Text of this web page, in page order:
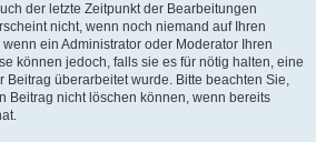
der letzte Zeitpunkt der Bearbeitungen
nicht, wenn noch niemand auf Ihren
ein Administrator oder Moderator Ihren
können jedoch, falls sie es für nötig halten, eine
Beitrag überarbeitet wurde. Bitte beachten Sie,
Beitrag nicht löschen können, wenn bereits